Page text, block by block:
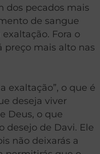
dos pecados mais
de sangue
Fora o
preço mais alto nas
exaltação”, o que é
deseja viver
Deus, o que
desejo de Davi. Ele
não deixarás a